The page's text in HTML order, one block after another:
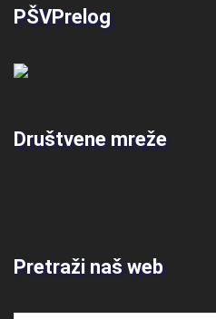
PŠVPrelog
Društvene mreže
Pretraži naš web